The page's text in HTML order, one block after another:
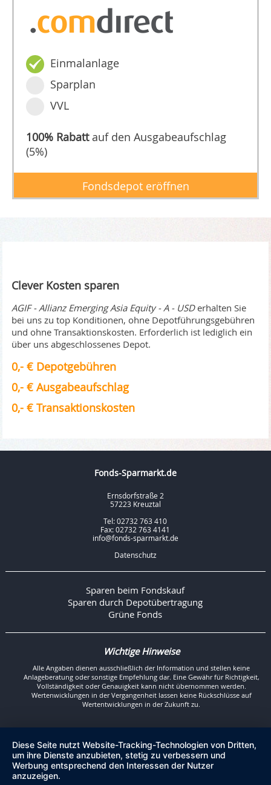
Einmalanlage
Sparplan
VVL
100% Rabattauf den Ausgabeaufschlag
(5%)
Fondsdepot eröffnen
Clever Kosten sparen
AGIF - Allianz Emerging Asia Equity - A - USDerhalten Sie
bei uns zu top Konditionen, ohne Depotführungsgebühren
und ohne Transaktionskosten. Erforderlich ist lediglich ein
über uns abgeschlossenes Depot.
0,- € Depotgebühren
0,- € Ausgabeaufschlag
0,- € Transaktionskosten
Fonds-Sparmarkt.de
Ernsdorfstraße 2
57223 Kreuztal
Tel: 02732 763 410
Fax: 02732 763 4141
info@fonds-sparmarkt.de
Datenschutz
Sparen beim Fondskauf
Sparen durch Depotübertragung
Grüne Fonds
Wichtige Hinweise
Alle Angaben dienen ausschließlich der Information und stellen keine
Anlageberatung oder sonstige Empfehlung dar. Eine Gewähr für Richtigkeit,
Vollständigkeit oder Genauigkeit kann nicht übernommen werden.
Wertenwicklungen in der Vergangenheit lassen keine Rückschlüsse auf
Wertentwicklungen in der Zukunft zu.
Diese Seite nutzt Website-Tracking-Technologien von Dritten,
um ihre Dienste anzubieten, stetig zu verbessern und
Werbung entsprechend den Interessen der Nutzer
anzuzeigen.